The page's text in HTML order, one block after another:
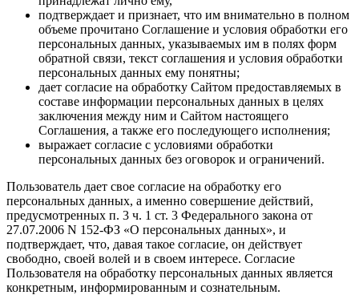
подтверждает и признает, что им внимательно в полном
объеме прочитано Соглашение и условия обработки его
персональных данных, указываемых им в полях форм
обратной связи, текст соглашения и условия обработки
персональных данных ему понятны;
дает согласие на обработку Сайтом предоставляемых в
составе информации персональных данных в целях
заключения между ним и Сайтом настоящего
Соглашения, а также его последующего исполнения;
выражает согласие с условиями обработки
персональных данных без оговорок и ограничений.
Пользователь дает свое согласие на обработку его
персональных данных, а именно совершение действий,
предусмотренных п. 3 ч. 1 ст. 3 Федерального закона от
27.07.2006 N 152-ФЗ «О персональных данных», и
подтверждает, что, давая такое согласие, он действует
свободно, своей волей и в своем интересе. Согласие
Пользователя на обработку персональных данных является
конкретным, информированным и сознательным.